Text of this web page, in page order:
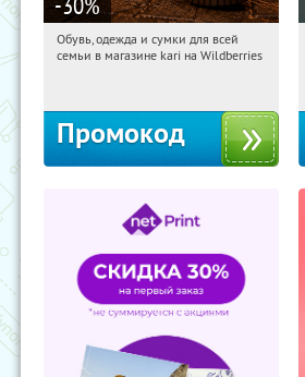
02:09:50 Получили:
Обувь, одежда и сумки для всей
семьи в магазине kari на Wildberries
Промокод